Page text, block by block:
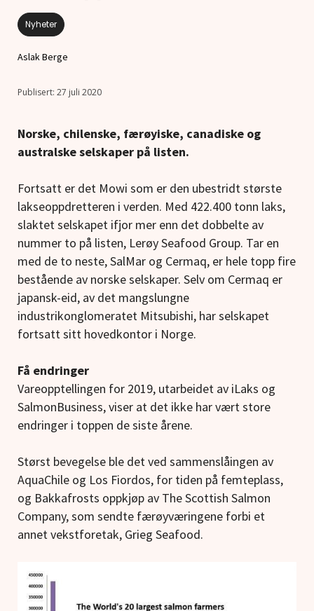
Nyheter
Aslak Berge
27 juli 2020
Norske, chilenske, færøyiske, canadiske og
australske selskaper på listen.
Fortsatt er det Mowi som er den ubestridt største
lakseoppdretteren i verden. Med 422.400 tonn laks,
slaktet selskapet ifjor mer enn det dobbelte av
nummer to på listen, Lerøy Seafood Group. Tar en
med de to neste, SalMar og Cermaq, er hele topp fire
bestående av norske selskaper. Selv om Cermaq er
japansk-eid, av det mangslungne
industrikonglomeratet Mitsubishi, har selskapet
fortsatt sitt hovedkontor i Norge.
Få endringer
Vareopptellingen for 2019, utarbeidet av iLaks og
SalmonBusiness, viser at det ikke har vært store
endringer i toppen de siste årene.
Størst bevegelse ble det ved sammenslåingen av
AquaChile og Los Fiordos, for tiden på femteplass,
og Bakkafrosts oppkjøp av The Scottish Salmon
Company, som sendte færøyværingene forbi et
annet vekstforetak, Grieg Seafood.